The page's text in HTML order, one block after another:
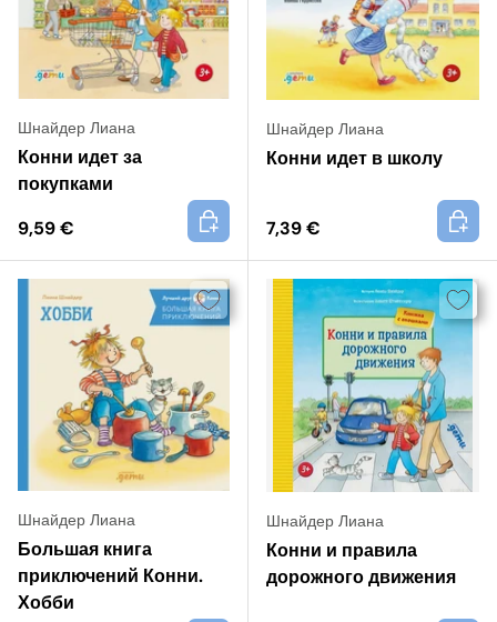
Шнайдер Лиана
Конни идет за
покупками
9,59 €
+
Шнайдер Лиана
Конни идет в школу
7,39 €
+
Шнайдер Лиана
Большая книга
приключений Конни.
Хобби
Шнайдер Лиана
Конни и правила
дорожного движения